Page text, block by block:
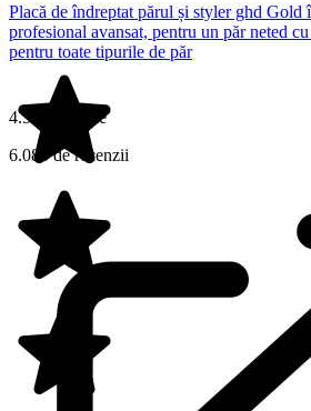
Placă de îndreptat părul și styler ghd Gold
profesional avansat, pentru un păr neted
pentru toate tipurile de păr
4.5 din 5 stele
6.083 de recenzii